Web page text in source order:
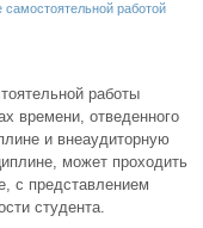
самостоятельной работой
работы
времени, отведенного
и внеаудиторную
может проходить
с представлением
студента.